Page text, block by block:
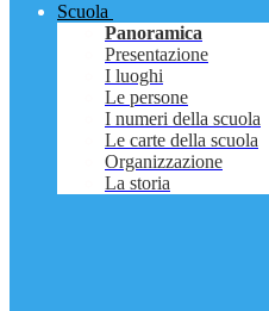
Scuola
Panoramica
Presentazione
I luoghi
Le persone
I numeri della scuola
Le carte della scuola
Organizzazione
La storia